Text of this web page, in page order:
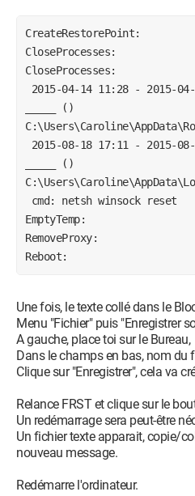
CreateRestorePoint:
CloseProcesses:
CloseProcesses:
_____ ()
_____ ()
cmd: netsh winsock reset
EmptyTemp:
RemoveProxy:
Reboot:
Une fois, le texte collé dans le
Menu "Fichier" puis "Enregistrer
A gauche, place toi sur le Bureau,
Dans le champs en bas, nom du
Clique sur "Enregistrer", cela va
Relance FRST et clique sur le
Un redémarrage sera peut-être
Un fichier texte apparait, copie/
nouveau message.
Redémarre l'ordinateur.